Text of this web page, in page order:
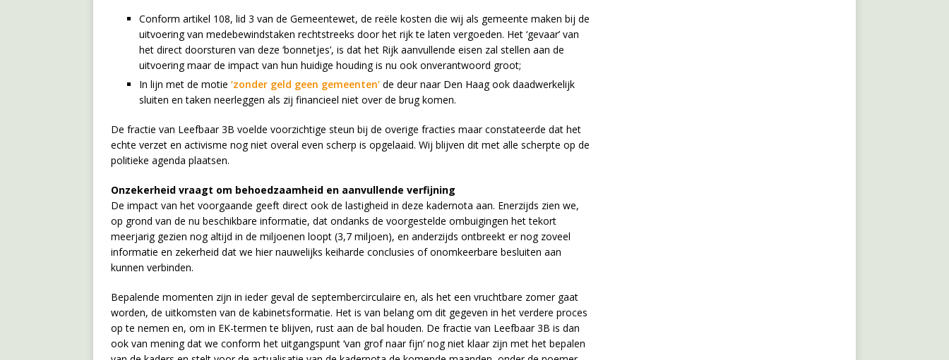
Conform artikel 108, lid 3 van de Gemeentewet, de reële kosten die wij als gemeente maken bij de
uitvoering van medebewindstaken rechtstreeks door het rijk te laten vergoeden. Het ‘gevaar’ van
het direct doorsturen van deze ‘bonnetjes’, is dat het Rijk aanvullende eisen zal stellen aan de
uitvoering maar de impact van hun huidige houding is nu ook onverantwoord groot;
In lijn met de motie ‘zonder geld geen gemeenten’ de deur naar Den Haag ook daadwerkelijk
sluiten en taken neerleggen als zij financieel niet over de brug komen.
De fractie van Leefbaar 3B voelde voorzichtige steun bij de overige fracties maar constateerde dat het
echte verzet en activisme nog niet overal even scherp is opgelaaid. Wij blijven dit met alle scherpte op de
politieke agenda plaatsen.
Onzekerheid vraagt om behoedzaamheid en aanvullende verfijning
De impact van het voorgaande geeft direct ook de lastigheid in deze kadernota aan. Enerzijds zien we,
op grond van de nu beschikbare informatie, dat ondanks de voorgestelde ombuigingen het tekort
meerjarig gezien nog altijd in de miljoenen loopt (3,7 miljoen), en anderzijds ontbreekt er nog zoveel
informatie en zekerheid dat we hier nauwelijks keiharde conclusies of onomkeerbare besluiten aan
kunnen verbinden.
Bepalende momenten zijn in ieder geval de septembercirculaire en, als het een vruchtbare zomer gaat
worden, de uitkomsten van de kabinetsformatie. Het is van belang om dit gegeven in het verdere proces
op te nemen en, om in EK-termen te blijven, rust aan de bal houden. De fractie van Leefbaar 3B is dan
ook van mening dat we conform het uitgangspunt ‘van grof naar fijn’ nog niet klaar zijn met het bepalen